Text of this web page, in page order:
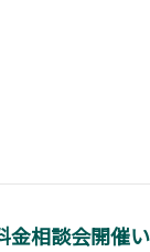
金相談会開催